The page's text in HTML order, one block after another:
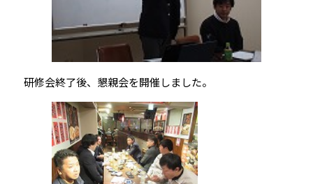
研修会終了後、懇親会を開催しました。